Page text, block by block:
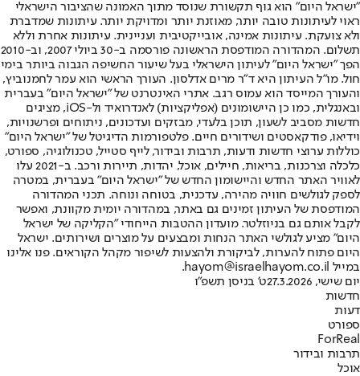
"ישראל היום" הוא גוף תקשורת שנוסד מתוך האמונה שהציבור הישראלי
ראוי לעיתונות טובה יותר, מאוזנת יותר ומדויקת יותר. עיתונות שמדברת
ולא צועקת. עיתונות אמינה, אובייקטיבית ועניינית. עיתונות אחרת וללא
תשלום. המהדורה המודפסת הראשונה פורסמה ב-30 ביולי 2007, וב-2010
הפך "ישראל היום" לעיתון הישראלי בעל שיעור החשיפה הגבוה ביותר בימי
חול. מו"ל העיתון היא ד"ר מרים אדלסון. העורך הראשי הוא עמר לחמנוביץ,
והעורך המייסד הוא עמוס רגב. אתרי האינטרנט של "ישראל היום" בעברית
ובאנגלית, כמו כן היישומונים (אפליקציות) לאנדרואיד ול-iOS, מציגים
חדשות מסביב לשעון, תוכן בלעדי, מבזקים ועדכונים, ניתוחים ופרשנויות,
וידיאו, פודקאסטים ושידורים חיים. פלטפורמות הדיגיטל של "ישראל היום"
כוללות ערוצי חדשות ודעות, תרבות ובידור, לייף סטייל, טכנולוגיה, ספורט,
כלכלה וצרכנות, בריאות, חיילים, אוכל, יהדות, תיירות ורכב. ב-2021 עלו
לאוויר האתר החדש והיישומון החדש של "ישראל היום" בעברית, במטרה
לספק לגולשים חוויה מהירה, עדכנית, בטוחה ונוחה. תכני המהדורה
המודפסת של העיתון זמינים גם באתר, במהדורה יומית מקוונת, ואפשר
לקבל אותם גם בניוזלטר. מועדון ההטבות הייחודי "הקליקה של ישראל
היום" מציע לגולשי האתר הנחות ומבצעים על מוצרים ושירותים. ישראל
היום פתוח להערות, לביקורת ולהצעות לשיפור מקהל הקוראים. פנו אלינו
במייל hayom@israelhayom.co.il.
יום שישי, 27.3.2026
ט' בניסן תשפ"ו
חדשות
דעות
ספורט
ForReal
תרבות ובידור
אוכל